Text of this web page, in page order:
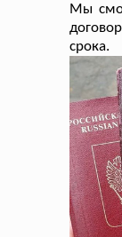
Мы
срока.